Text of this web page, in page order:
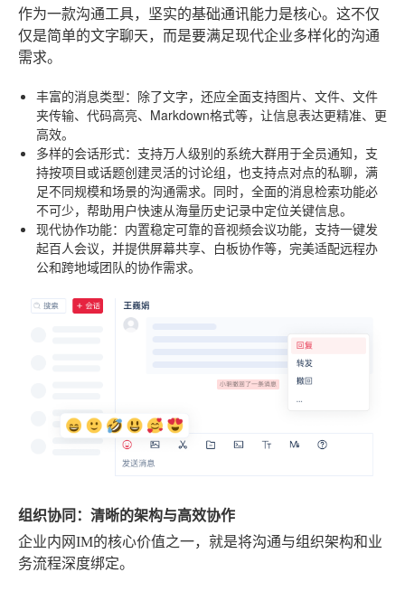
作为一款沟通工具，坚实的基础通讯能力是核心。这不仅
仅是简单的文字聊天，而是要满足现代企业多样化的沟通
需求。
丰富的消息类型：除了文字，还应全面支持图片、文件、文件
夹传输、代码高亮、Markdown格式等，让信息表达更精准、更
高效。
多样的会话形式：支持万人级别的系统大群用于全员通知，支
持按项目或话题创建灵活的讨论组，也支持点对点的私聊，满
足不同规模和场景的沟通需求。同时，全面的消息检索功能必
不可少，帮助用户快速从海量历史记录中定位关键信息。
现代协作功能：内置稳定可靠的音视频会议功能，支持一键发
起百人会议，并提供屏幕共享、白板协作等，完美适配远程办
公和跨地域团队的协作需求。
组织协同：清晰的架构与高效协作
企业内网IM的核心价值之一，就是将沟通与组织架构和业
务流程深度绑定。